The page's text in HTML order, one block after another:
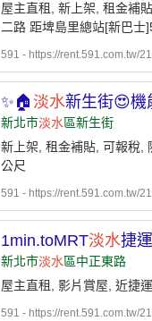
屋主直租, 新上架, 租金補
二路 距埤島里總站[新巴士
591 - https://rent.591.com.tw/
✨️🏠 淡水新生街😍機
新北市淡水區新生街
新上架, 租金補貼, 可報稅,
公尺
591 - https://rent.591.com.tw/
1min.toMRT淡水捷
新北市淡水區中正東路
屋主直租, 影片賞屋, 近捷
591 - https://rent.591.com.tw/